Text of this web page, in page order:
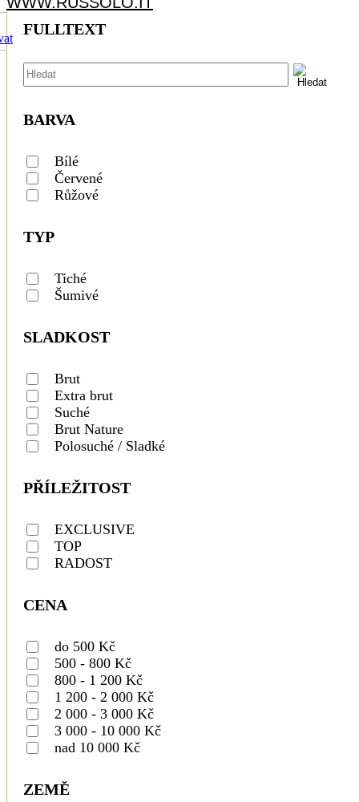
FULLTEXT
BARVA
Bílé
Červené
Růžové
TYP
Tiché
Šumivé
SLADKOST
Brut
Extra brut
Suché
Brut Nature
Polosuché / Sladké
PŘÍLEŽITOST
EXCLUSIVE
TOP
RADOST
CENA
do 500 Kč
500 - 800 Kč
800 - 1 200 Kč
1 200 - 2 000 Kč
2 000 - 3 000 Kč
3 000 - 10 000 Kč
nad 10 000 Kč
ZEMĚ